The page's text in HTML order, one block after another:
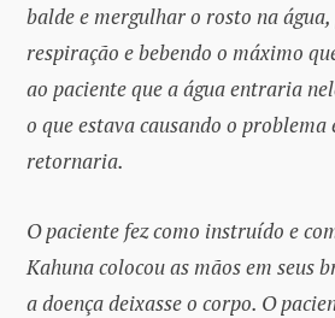
balde e mergulhar o rosto na
respiração e bebendo o máximo
ao paciente que a água entraria
o que estava causando o problema
retornaria.
O paciente fez como instruído e
Kahuna colocou as mãos em seus
a doença deixasse o corpo. O